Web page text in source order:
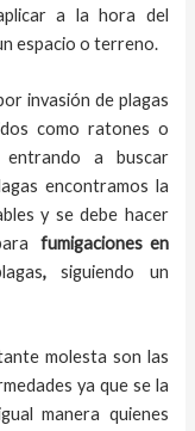
a la hora del
espacio o terreno.
invasión de plagas
como ratones o
entrando a buscar
encontramos la
y se debe hacer
fumigaciones en
,siguiendo un
molesta son las
ya que se la
manera quienes